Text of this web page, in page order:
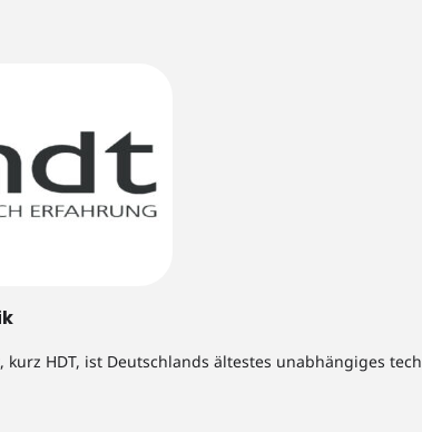
kurz HDT, ist Deutschlands ältestes unabhängiges